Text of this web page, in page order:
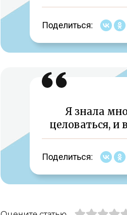
Поделиться:
Я знала
целоваться, и
Поделиться: